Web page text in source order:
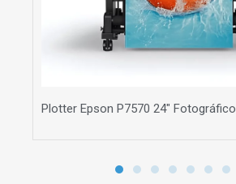
Plotter Epson P7570 24" Fotográfico